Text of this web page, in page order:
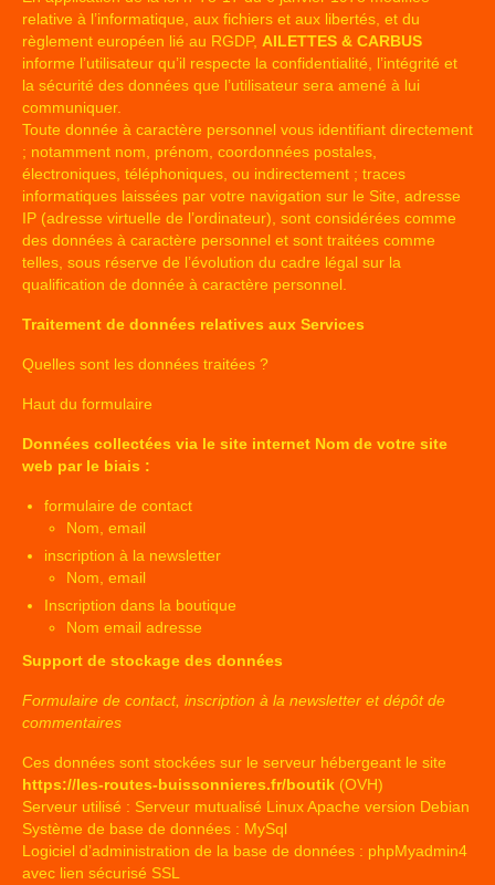
relative à l’informatique, aux fichiers et aux libertés, et du
règlement européen lié au RGDP, AILETTES & CARBUS
informe l’utilisateur qu’il respecte la confidentialité, l’intégrité et
la sécurité des données que l’utilisateur sera amené à lui
communiquer.
Toute donnée à caractère personnel vous identifiant directement
; notamment nom, prénom, coordonnées postales,
électroniques, téléphoniques, ou indirectement ; traces
informatiques laissées par votre navigation sur le Site, adresse
IP (adresse virtuelle de l’ordinateur), sont considérées comme
des données à caractère personnel et sont traitées comme
telles, sous réserve de l’évolution du cadre légal sur la
qualification de donnée à caractère personnel.
Traitement de données relatives aux Services
Quelles sont les données traitées ?
Haut du formulaire
Données collectées via le site internet Nom de votre site
web par le biais :
formulaire de contact
Nom, email
inscription à la newsletter
Nom, email
Inscription dans la boutique
Nom email adresse
Support de stockage des données
Formulaire de contact, inscription à la newsletter et dépôt de
commentaires
Ces données sont stockées sur le serveur hébergeant le site
https://les-routes-buissonnieres.fr/boutik (OVH)
Serveur utilisé : Serveur mutualisé Linux Apache version Debian
Système de base de données : MySql
Logiciel d’administration de la base de données : phpMyadmin4
avec lien sécurisé SSL